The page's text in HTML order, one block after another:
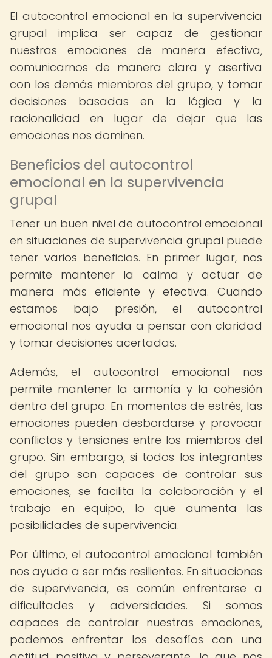
El autocontrol emocional en la supervivencia
grupal implica ser capaz de gestionar
nuestras emociones de manera efectiva,
comunicarnos de manera clara y asertiva
con los demás miembros del grupo, y tomar
decisiones basadas en la lógica y la
racionalidad en lugar de dejar que las
emociones nos dominen.
Beneficios del autocontrol
emocional en la supervivencia
grupal
Tener un buen nivel de autocontrol emocional
en situaciones de supervivencia grupal puede
tener varios beneficios. En primer lugar, nos
permite mantener la calma y actuar de
manera más eficiente y efectiva. Cuando
estamos bajo presión, el autocontrol
emocional nos ayuda a pensar con claridad
y tomar decisiones acertadas.
Además, el autocontrol emocional nos
permite mantener la armonía y la cohesión
dentro del grupo. En momentos de estrés, las
emociones pueden desbordarse y provocar
conflictos y tensiones entre los miembros del
grupo. Sin embargo, si todos los integrantes
del grupo son capaces de controlar sus
emociones, se facilita la colaboración y el
trabajo en equipo, lo que aumenta las
posibilidades de supervivencia.
Por último, el autocontrol emocional también
nos ayuda a ser más resilientes. En situaciones
de supervivencia, es común enfrentarse a
dificultades y adversidades. Si somos
capaces de controlar nuestras emociones,
podemos enfrentar los desafíos con una